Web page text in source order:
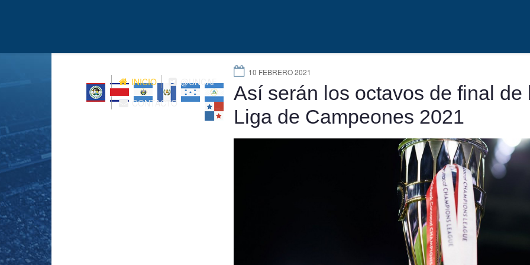
INICIO
@UNCAF
CONTACTO
10 FEBRERO 2021
Así serán los octavos de final de
Liga de Campeones 2021